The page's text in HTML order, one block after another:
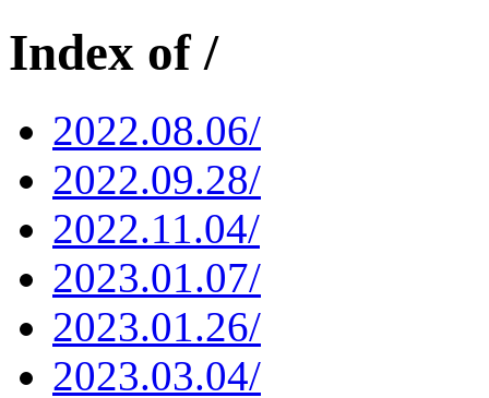
Index of /
2022.08.06/
2022.09.28/
2022.11.04/
2023.01.07/
2023.01.26/
2023.03.04/